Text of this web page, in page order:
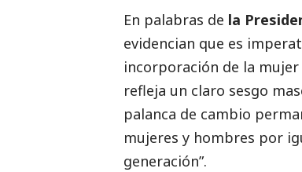
En palabras de la
evidencian que es
incorporación de la
refleja un claro sesgo
palanca de cambio
mujeres y hombres por
generación”.